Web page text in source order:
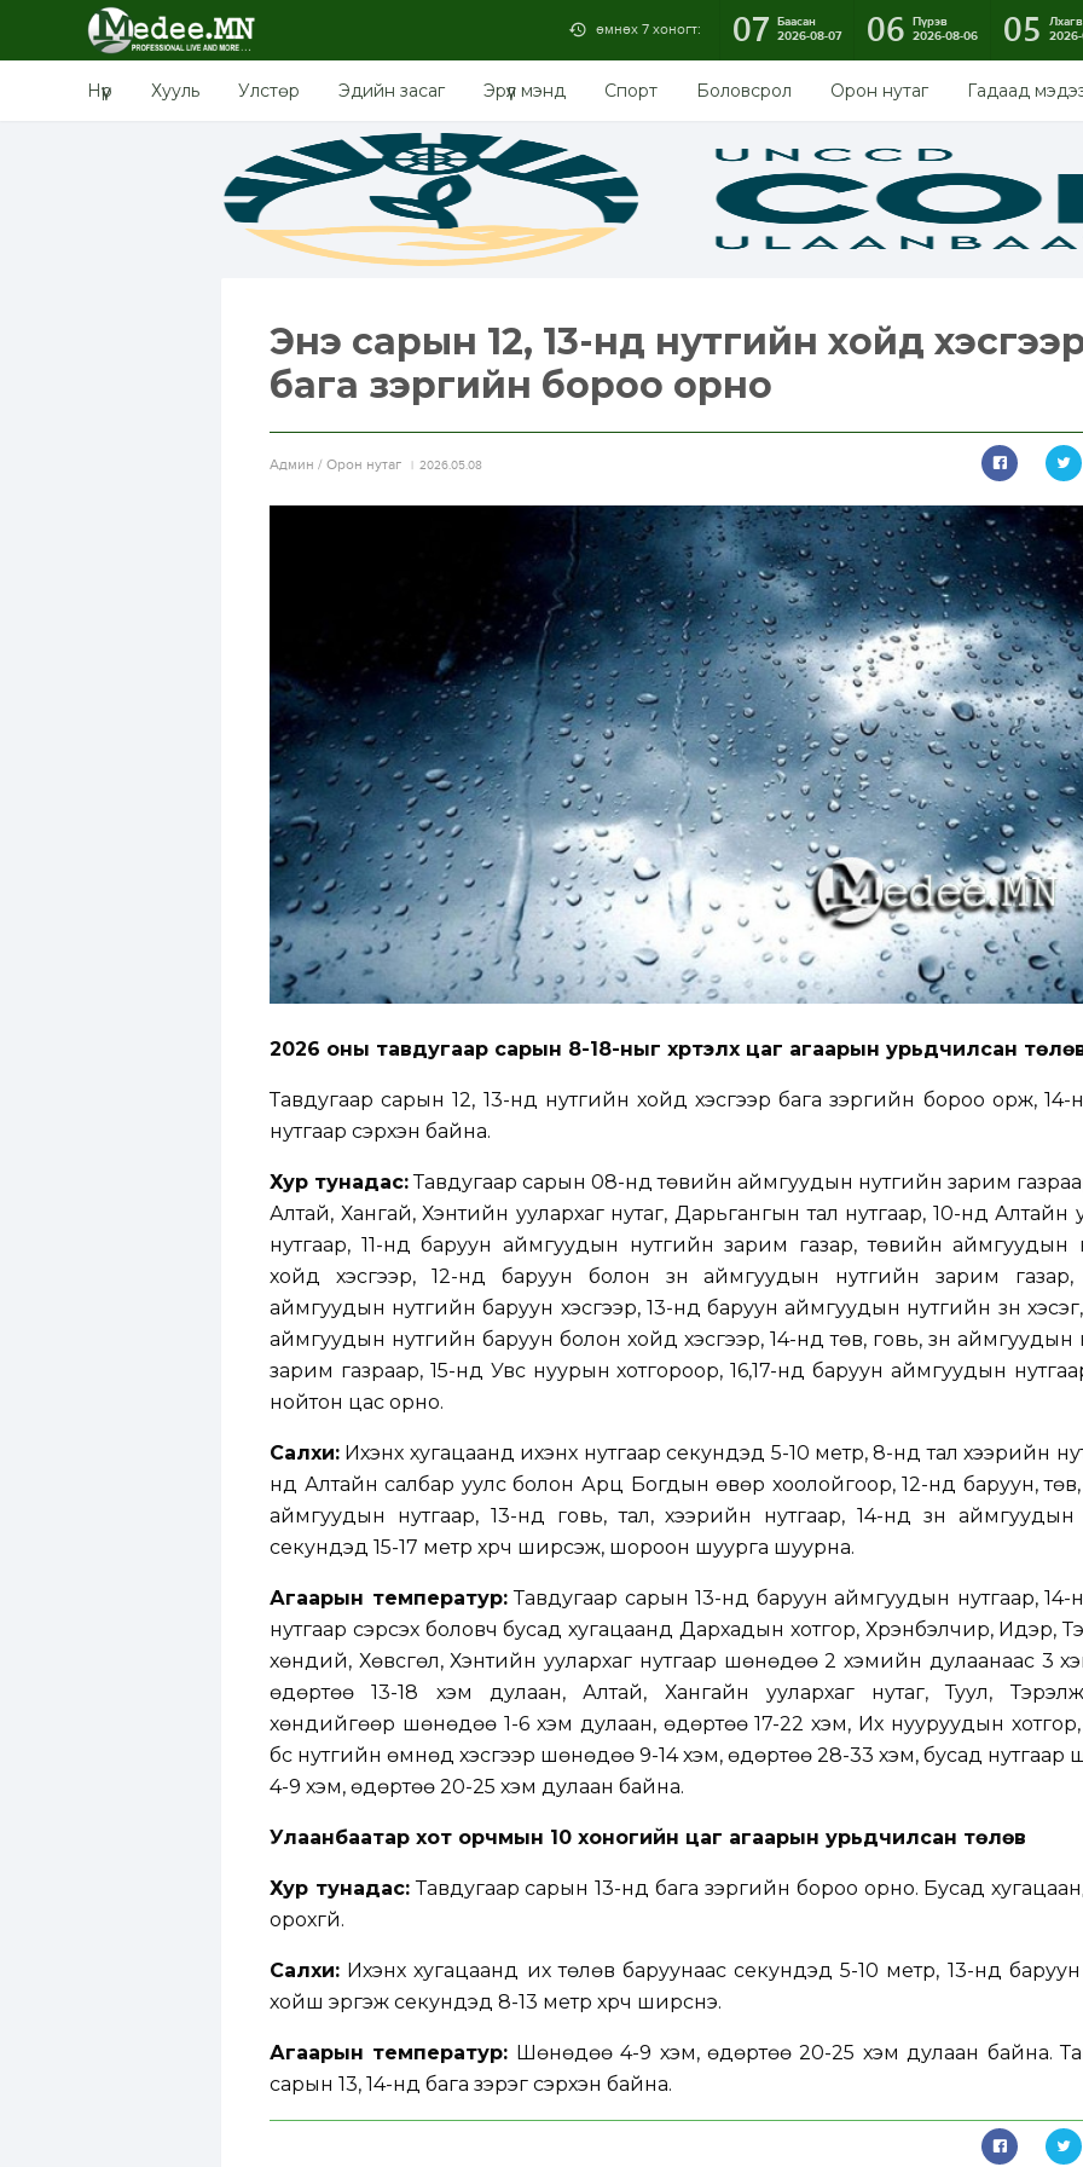
өмнөх 7 хоногт: 07 Баасан
2026-08-07
06 Пүрэв
2026-08-06
05
Нүүр Хууль Улстөр Эдийн засаг Эрүүл мэнд Спорт Боловсрол Орон нутаг Гадаад
Энэ сарын 12, 13-нд нутгийн хойд
бага зэргийн бороо орно
Aдмин / Орон нутаг 2026.05.08
2026 оны тавдугаар сарын 8-18-ныг хүртэлх цаг агаарын урьдчилсан
Тавдугаар сарын 12, 13-нд нутгийн хойд хэсгээр бага зэргийн бороо орж, 14-
нутгаар сэрүүхэн байна.
Хур тунадас:Тавдугаар сарын 08-нд төвийн аймгуудын нутгийн зарим
Алтай, Хангай, Хэнтийн уулархаг нутаг, Дарьгангын тал нутгаар, 10-нд Алтайн
нутгаар, 11-нд баруун аймгуудын нутгийн зарим газар, төвийн аймгуудын
хойд хэсгээр, 12-нд баруун болон зүүн аймгуудын нутгийн зарим газар,
аймгуудын нутгийн баруун хэсгээр, 13-нд баруун аймгуудын нутгийн зүүн
аймгуудын нутгийн баруун болон хойд хэсгээр, 14-нд төв, говь, зүүн аймгуудын
зарим газраар, 15-нд Увс нуурын хотгороор, 16,17-нд баруун аймгуудын
нойтон цас орно.
Салхи: Ихэнх хугацаанд ихэнх нутгаар секундэд 5-10 метр, 8-нд тал хээрийн
нд Алтайн салбар уулс болон Арц Богдын өвөр хоолойгоор, 12-нд баруун,
аймгуудын нутгаар, 13-нд говь, тал, хээрийн нутгаар, 14-нд зүүн аймгуудын
секундэд 15-17 метр хүрч ширүүсэж, шороон шуурга шуурна.
Агаарын температур:Тавдугаар сарын 13-нд баруун аймгуудын нутгаар, 14-
нутгаар сэрүүсэх боловч бусад хугацаанд Дархадын хотгор, Хүрэнбэлчир, Идэр,
хөндий, Хөвсгөл, Хэнтийн уулархаг нутгаар шөнөдөө 2 хэмийн дулаанаас 3
өдөртөө 13-18 хэм дулаан, Алтай, Хангайн уулархаг нутаг, Туул,
хөндийгөөр шөнөдөө 1-6 хэм дулаан, өдөртөө 17-22 хэм, Их нууруудын
бүс нутгийн өмнөд хэсгээр шөнөдөө 9-14 хэм, өдөртөө 28-33 хэм, бусад нутгаар
4-9 хэм, өдөртөө 20-25 хэм дулаан байна.
Улаанбаатар хот орчмын 10 хоногийн цаг агаарын урьдчилсан төлөв
Хур тунадас:Тавдугаар сарын 13-нд бага зэргийн бороо орно. Бусад
орохгүй.
Салхи: Ихэнх хугацаанд их төлөв баруунаас секундэд 5-10 метр, 13-нд
хойш эргэж секундэд 8-13 метр хүрч ширүүснэ.
Агаарын температур: Шөнөдөө 4-9 хэм, өдөртөө 20-25 хэм дулаан байна.
сарын 13, 14-нд бага зэрэг сэрүүхэн байна.